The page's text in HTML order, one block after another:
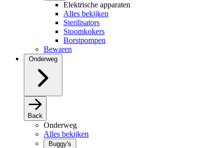
Elektrische apparaten
Alles bekijken
Sterilisators
Stoomkokers
Borstpompen
Bewaren
Onderweg
Back
Onderweg
Alles bekijken
Buggy's